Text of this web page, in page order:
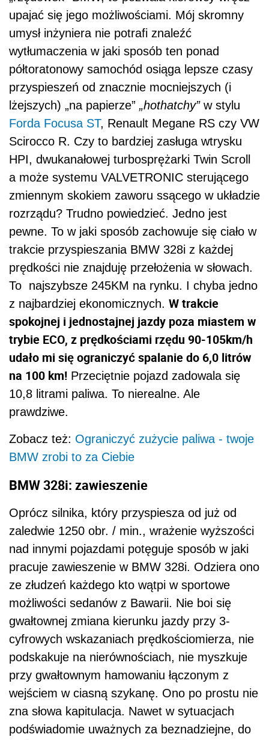
upajać się jego możliwościami. Mój skromny
umysł inżyniera nie potrafi znaleźć
wytłumaczenia w jaki sposób ten ponad
półtoratonowy samochód osiąga lepsze czasy
przyspieszeń od znacznie mocniejszych (i
lżejszych) „na papierze” „hothatchy”w stylu
Forda Focusa ST, Renault Megane RS czy VW
Scirocco R. Czy to bardziej zasługa wtrysku
HPI, dwukanałowej turbosprężarki Twin Scroll
a może systemu VALVETRONIC sterującego
zmiennym skokiem zaworu ssącego w układzie
rozrządu? Trudno powiedzieć. Jedno jest
pewne. To w jaki sposób zachowuje się ciało w
trakcie przyspieszania BMW 328i z każdej
prędkości nie znajduję przełożenia w słowach.
To najszybsze 245KM na rynku. I chyba jedno
z najbardziej ekonomicznych. W trakcie
spokojnej i jednostajnej jazdy poza miastem w
trybie ECO, z prędkościami rzędu 90-105km/h
udało mi się ograniczyć spalanie do 6,0 litrów
na 100 km! Przeciętnie pojazd zadowala się
10,8 litrami paliwa. To nierealne. Ale
prawdziwe.
Zobacz też: Ograniczyć zużycie paliwa - twoje
BMW zrobi to za Ciebie
BMW 328i: zawieszenie
Oprócz silnika, który przyspiesza od już od
zaledwie 1250 obr. / min., wrażenie wyższości
nad innymi pojazdami potęguje sposób w jaki
pracuje zawieszenie w BMW 328i. Odziera ono
ze złudzeń każdego kto wątpi w sportowe
możliwości sedanów z Bawarii. Nie boi się
gwałtownej zmiana kierunku jazdy przy 3-
cyfrowych wskazaniach prędkościomierza, nie
podskakuje na nierównościach, nie myszkuje
przy gwałtownym hamowaniu łączonym z
wejściem w ciasną szykanę. Ono po prostu nie
zna słowa kapitulacja. Nawet w sytuacjach
podświadomie uważnych za beznadziejne, do